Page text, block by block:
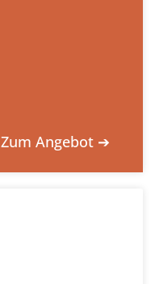
Zum Angebot ➔